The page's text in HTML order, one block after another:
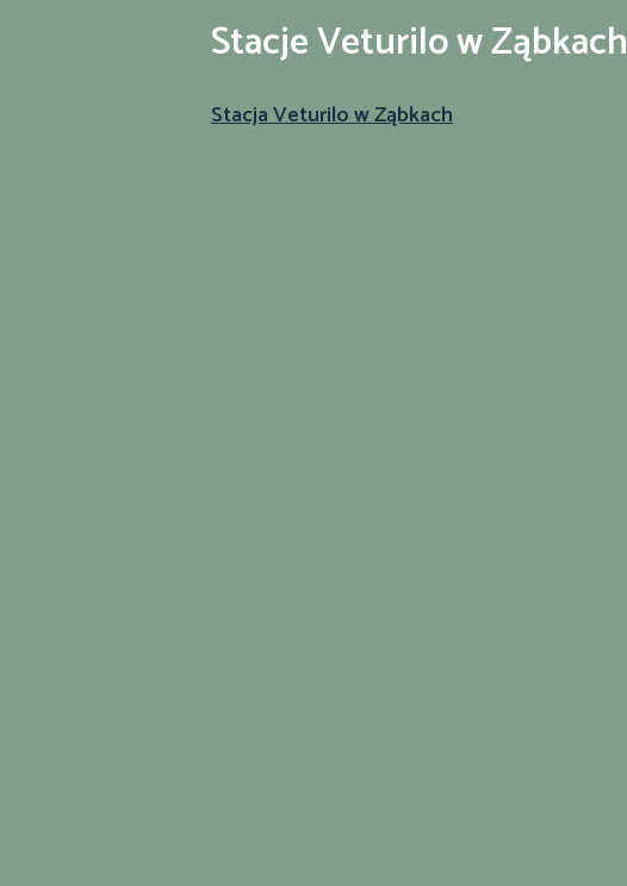
Stacje Veturilo w Ząbkach
Stacja Veturilo w Ząbkach